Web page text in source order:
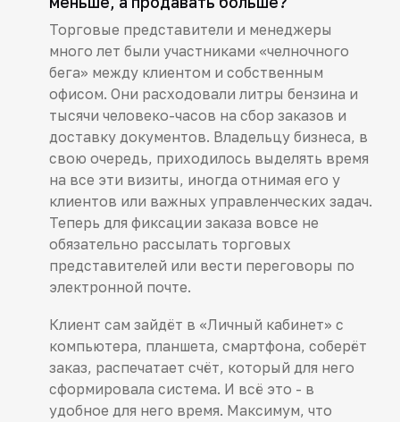
Торговые представители и менеджеры
много лет были участниками «челночного
бега» между клиентом и собственным
офисом. Они расходовали литры бензина и
тысячи человеко-часов на сбор заказов и
доставку документов. Владельцу бизнеса, в
свою очередь, приходилось выделять время
на все эти визиты, иногда отнимая его у
клиентов или важных управленческих задач.
Теперь для фиксации заказа вовсе не
обязательно рассылать торговых
представителей или вести переговоры по
электронной почте.
Клиент сам зайдёт в «Личный кабинет» с
компьютера, планшета, смартфона, соберёт
заказ, распечатает счёт, который для него
сформировала система. И всё это - в
удобное для него время. Максимум, что